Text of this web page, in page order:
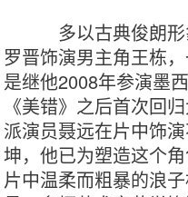
多以古典俊朗
罗晋饰演男主角王栋
是继他2008年参演墨
《美错》之后首次回
派演员聂远在片中饰
坤，他已为塑造这个
片中温柔而粗暴的浪